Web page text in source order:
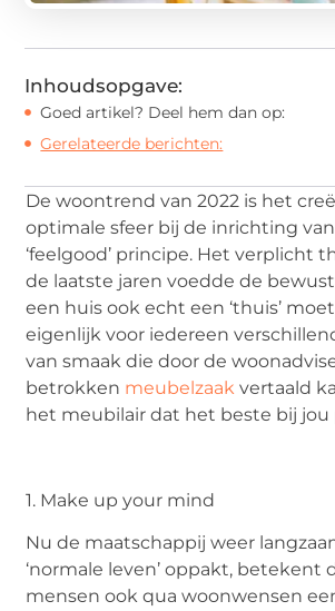
Inhoudsopgave:
Goed artikel? Deel hem dan op:
Gerelateerde berichten:
De woontrend van 2022 is het
optimale sfeer bij de inrichting
‘feelgood’ principe. Het verplicht
de laatste jaren voedde de
een huis ook echt een ‘thuis’
eigenlijk voor iedereen
van smaak die door de
betrokken meubelzaak vertaald
het meubilair dat het beste bij jou
1. Make up your mind
Nu de maatschappij weer
‘normale leven’ oppakt, betekent
mensen ook qua woonwensen